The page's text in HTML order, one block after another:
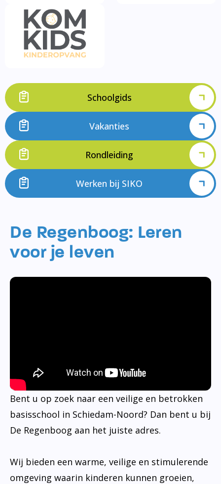
Schoolgids
Vakanties
Rondleiding
Werken bij SIKO
De Regenboog: Leren
voor je leven
Bent u op zoek naar een veilige en betrokken
basisschool in Schiedam-Noord? Dan bent u bij
De Regenboog aan het juiste adres.
Wij bieden een warme, veilige en stimulerende
omgeving waarin kinderen kunnen groeien,